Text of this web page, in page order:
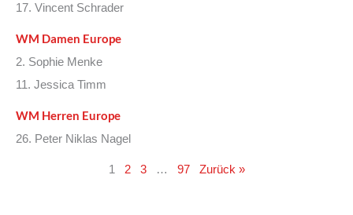
17. Vincent Schrader
WM Damen Europe
2. Sophie Menke
11. Jessica Timm
WM Herren Europe
26. Peter Niklas Nagel
1 2 3 … 97 Zurück »